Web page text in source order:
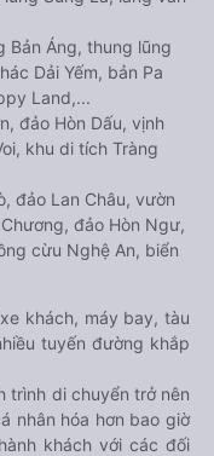
Bản Áng, thung lũng
Dải Yếm, bản Pa
Land,...
đảo Hòn Dấu, vịnh
khu di tích Tràng
đảo Lan Châu, vườn
đảo Hòn Ngư,
cừu Nghệ An, biển
khách, máy bay, tàu
tuyến đường khắp
trình di chuyển trở nên
nhân hóa hơn bao giờ
khách với các đối